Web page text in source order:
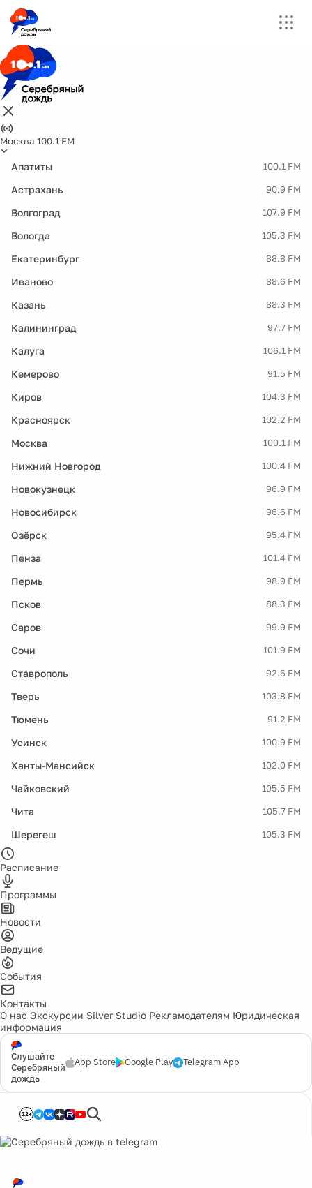
Москва 100.1 FM
Апатиты 100.1 FM
Астрахань 90.9 FM
Волгоград 107.9 FM
Вологда 105.3 FM
Екатеринбург 88.8 FM
Иваново 88.6 FM
Казань 88.3 FM
Калининград 97.7 FM
Калуга 106.1 FM
Кемерово 91.5 FM
Киров 104.3 FM
Красноярск 102.2 FM
Москва 100.1 FM
Нижний Новгород 100.4 FM
Новокузнецк 96.9 FM
Новосибирск 96.6 FM
Озёрск 95.4 FM
Пенза 101.4 FM
Пермь 98.9 FM
Псков 88.3 FM
Саров 99.9 FM
Сочи 101.9 FM
Ставрополь 92.6 FM
Тверь 103.8 FM
Тюмень 91.2 FM
Усинск 100.9 FM
Ханты-Мансийск 102.0 FM
Чайковский 105.5 FM
Чита 105.7 FM
Шерегеш 105.3 FM
Расписание
Программы
Новости
Ведущие
События
Контакты
О нас Экскурсии Silver Studio Рекламодателям Юридическая
информация
Слушайте
Серебряный
дождь
App Store Google Play Telegram App
12+